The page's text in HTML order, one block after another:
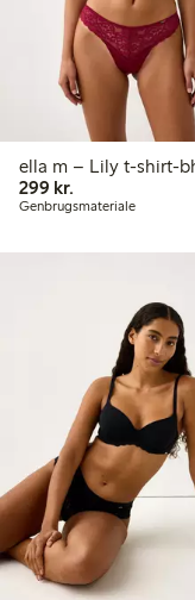
ella m – Lily t-shirt-
299 kr.
Genbrugsmateriale